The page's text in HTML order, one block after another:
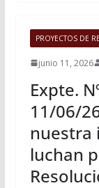
PROYECTOS DE
junio 11, 2026
Expte.
11/06/
nuestra
luchan